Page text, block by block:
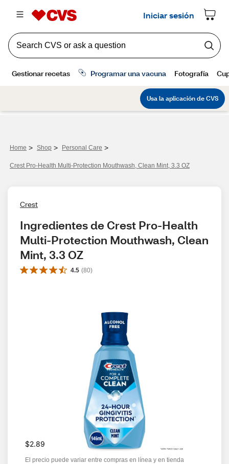
Home > Shop > Personal Care >
Crest Pro-Health Multi-Protection Mouthwash, Clean Mint, 3.3 OZ
Crest
Ingredientes de Crest Pro-Health
Multi-Protection Mouthwash, Clean
Mint, 3.3 OZ
4.5 (80)
$2.89
El precio puede variar entre compras en línea y en tienda